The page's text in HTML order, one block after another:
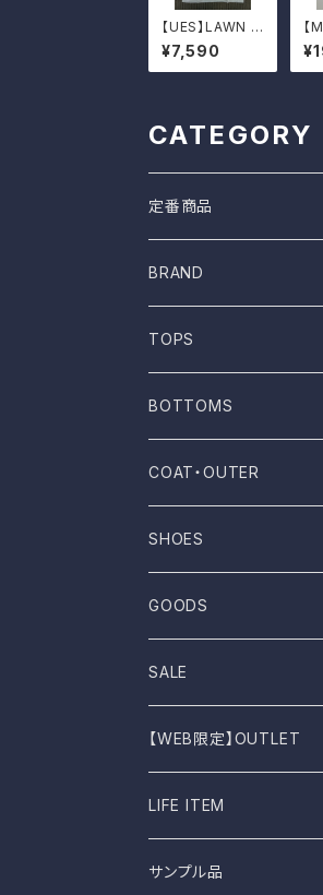
【UES】LAWN M
OWR Tシャツ
¥7,590
【
ド
CATEGORY
定番商品
BRAND
ONE WASH
Mau
NOVESTA
ROTOTO
UES
Dansko
BIRKEN STOCK
shimaai
NAPRON
TOPS
T-shirt
Shirt
No sleeve
One-piece
Parkar
Knit
Sweatshirt
Vest
BOTTOMS
Pants
Skirts
COAT・OUTER
Coat
Outer
Jacket
SHOES
Sneakers
Sandal
Boots
GOODS
Bag
Stall
Socks
Cap
SALE
【WEB限定】OUTLET
B品
LIFE ITEM
食器
サンプル品